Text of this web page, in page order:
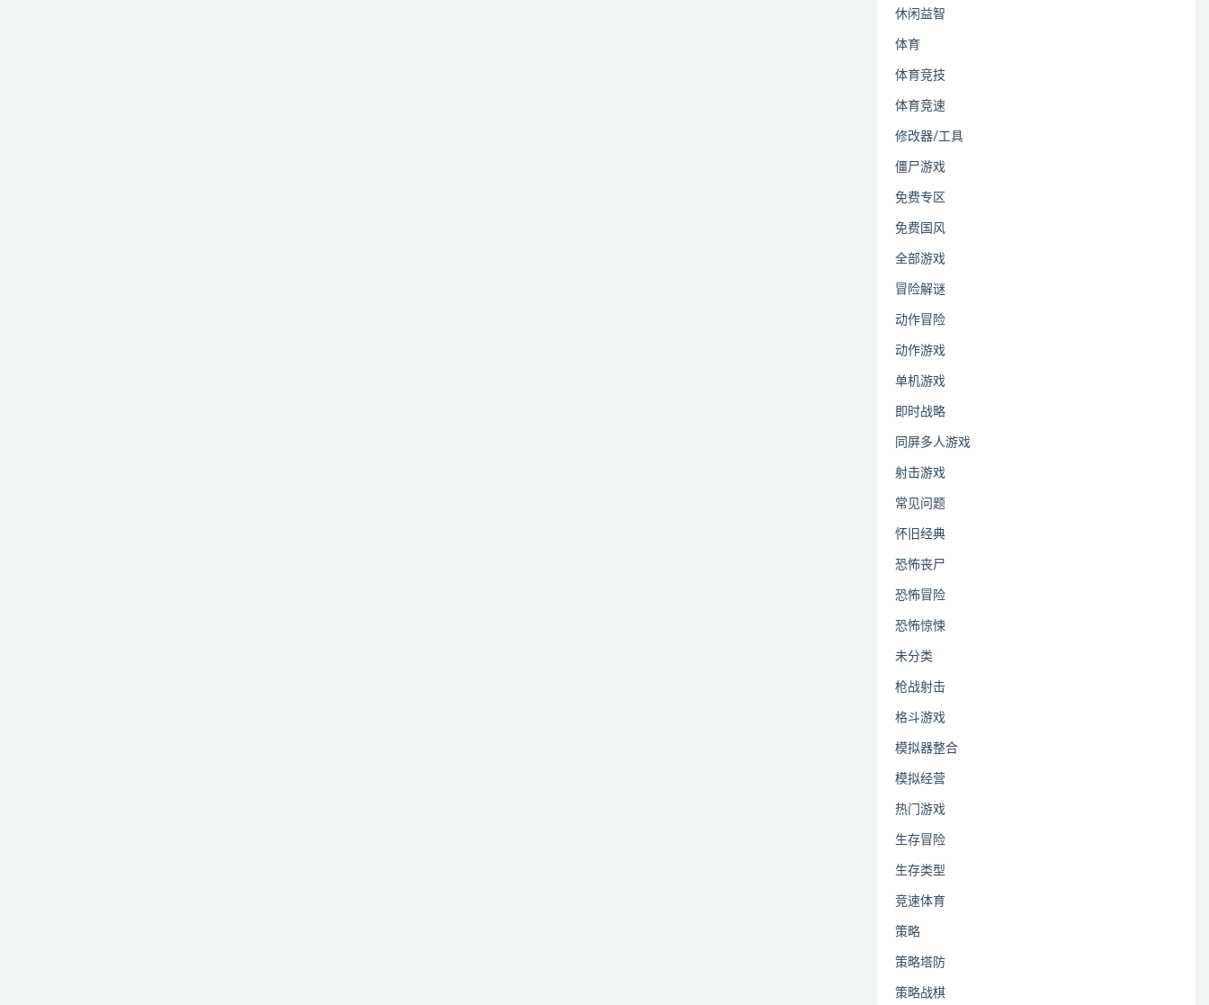
休闲益智
体育
体育竞技
体育竞速
修改器/工具
僵尸游戏
免费专区
免费国风
全部游戏
冒险解谜
动作冒险
动作游戏
单机游戏
即时战略
同屏多人游戏
射击游戏
常见问题
怀旧经典
恐怖丧尸
恐怖冒险
恐怖惊悚
未分类
枪战射击
格斗游戏
模拟器整合
模拟经营
热门游戏
生存冒险
生存类型
竞速体育
策略
策略塔防
策略战棋